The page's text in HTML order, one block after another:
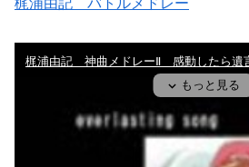
梶浦由記 バトルメドレー